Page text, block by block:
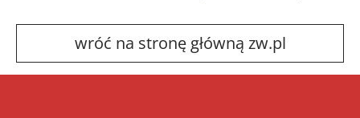
wróć na stronę główną zw.pl